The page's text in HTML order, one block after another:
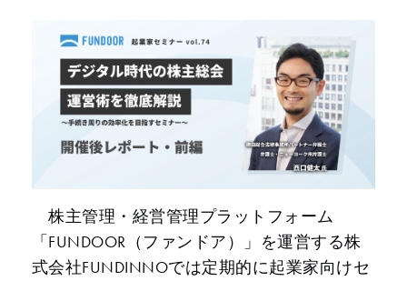
株主管理・経営管理プラットフォーム
「FUNDOOR（ファンドア）」を運営する株
式会社FUNDINNOでは定期的に起業家向けセ